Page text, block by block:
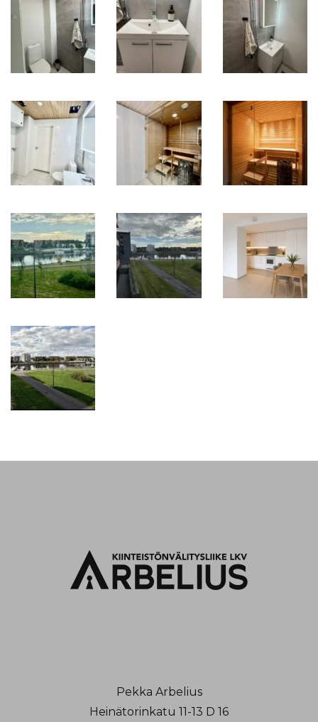
Pekka Arbelius
Heinätorinkatu 11-13 D 16